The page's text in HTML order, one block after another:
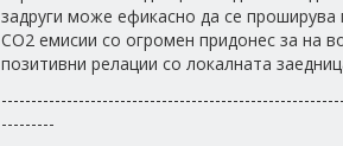
задруги може ефикасно да се
CO2 емисии со огромен придонес за на
позитивни релации со локалната
---------